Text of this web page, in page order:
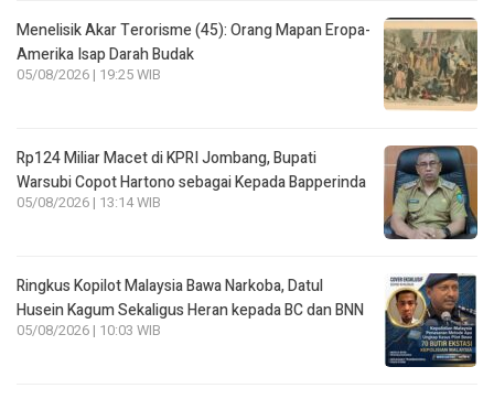
Menelisik Akar Terorisme (45): Orang Mapan Eropa-
Amerika Isap Darah Budak
05/08/2026 | 19:25 WIB
Rp124 Miliar Macet di KPRI Jombang, Bupati
Warsubi Copot Hartono sebagai Kepada Bapperinda
05/08/2026 | 13:14 WIB
Ringkus Kopilot Malaysia Bawa Narkoba, Datul
Husein Kagum Sekaligus Heran kepada BC dan BNN
05/08/2026 | 10:03 WIB